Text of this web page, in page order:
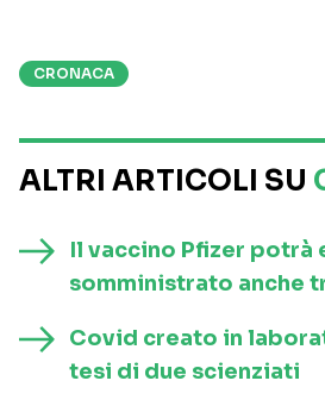
CRONACA
ALTRI ARTICOLI SU
Il vaccino Pfizer potrà
somministrato anche
Covid creato in
tesi di due scienziati